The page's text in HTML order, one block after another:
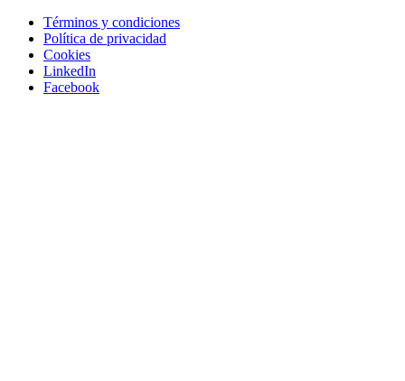
Términos y condiciones
Política de privacidad
Cookies
LinkedIn
Facebook